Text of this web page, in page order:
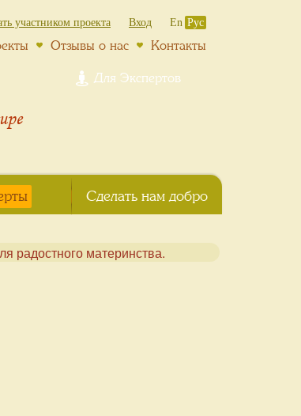
участником проекта Вход En Рус
Отзывы о нас Контакты
Сделать нам добро
Для Экспертов